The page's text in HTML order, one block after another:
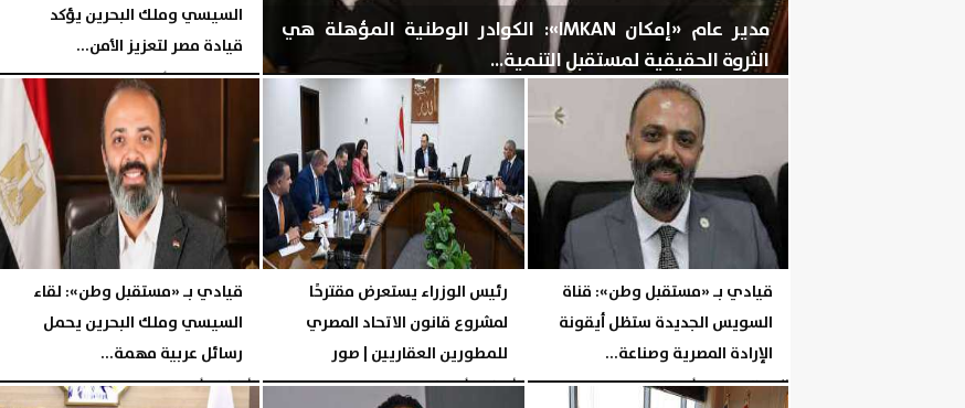
مدير عام «إمكان IMKAN»: الكوادر الوطنية المؤهلة هي
الثروة الحقيقية لمستقبل التنمية...
اليوم
السيسي وملك البحرين يؤكد
قيادة مصر لتعزيز الأمن...
اليومالخميس، 6 أغسطس 2026 08:19 مـ
قيادي بـ «مستقبل وطن»: قناة
السويس الجديدة ستظل أيقونة
الإرادة المصرية وصناعة...
اليومالخميس، 6 أغسطس 2026 02:03 مـ
رئيس الوزراء يستعرض مقترحًا
لمشروع قانون الاتحاد المصري
للمطورين العقاريين | صور
الأربعاء، 5 أغسطس 2026 05:26 مـ
قيادي بـ «مستقبل وطن»: لقاء
السيسي وملك البحرين يحمل
رسائل عربية مهمة...
الأربعاء، 5 أغسطس 2026 05:02 مـ